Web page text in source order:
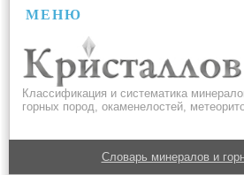
МЕНЮ
Классификация и систематика
горных пород, окаменелостей,
Словарь минералов и